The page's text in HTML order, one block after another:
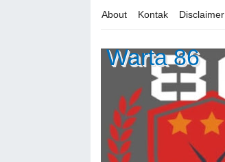
About Kontak Disclaimer
Warta 86